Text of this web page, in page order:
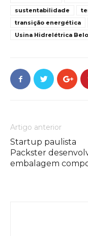
sustentabilidade
transição energética
Usina Hidrelétrica
Artigo anterior
Startup paulista
Packster
embalagem